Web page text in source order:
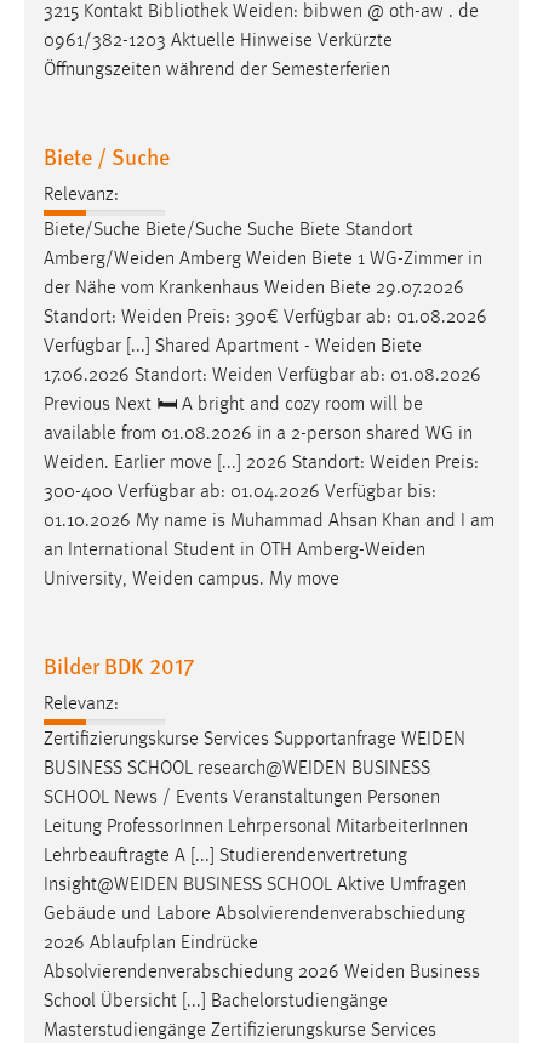
3215 Kontakt Bibliothek Weiden: bibwen @ oth-aw . de
0961/382-1203 Aktuelle Hinweise Verkürzte
Öffnungszeiten während der Semesterferien
Biete / Suche
Relevanz:
Biete/Suche Biete/Suche Suche Biete Standort
Amberg/Weiden Amberg Weiden Biete 1 WG-Zimmer in
der Nähe vom Krankenhaus Weiden Biete 29.07.2026
Standort: Weiden Preis: 390€ Verfügbar ab: 01.08.2026
Verfügbar [...] Shared Apartment - Weiden Biete
17.06.2026 Standort: Weiden Verfügbar ab: 01.08.2026
Previous Next 🛏 A bright and cozy room will be
available from 01.08.2026 in a 2-person shared WG in
Weiden. Earlier move [...] 2026 Standort: Weiden Preis:
300-400 Verfügbar ab: 01.04.2026 Verfügbar bis:
01.10.2026 My name is Muhammad Ahsan Khan and I am
an International Student in OTH Amberg-Weiden
University, Weiden campus. My move
Bilder BDK 2017
Relevanz:
Zertifizierungskurse Services Supportanfrage WEIDEN
BUSINESS SCHOOL research@WEIDEN BUSINESS
SCHOOL News / Events Veranstaltungen Personen
Leitung ProfessorInnen Lehrpersonal MitarbeiterInnen
Lehrbeauftragte A [...] Studierendenvertretung
Insight@WEIDEN BUSINESS SCHOOL Aktive Umfragen
Gebäude und Labore Absolvierendenverabschiedung
2026 Ablaufplan Eindrücke
Absolvierendenverabschiedung 2026 Weiden Business
School Übersicht [...] Bachelorstudiengänge
Masterstudiengänge Zertifizierungskurse Services